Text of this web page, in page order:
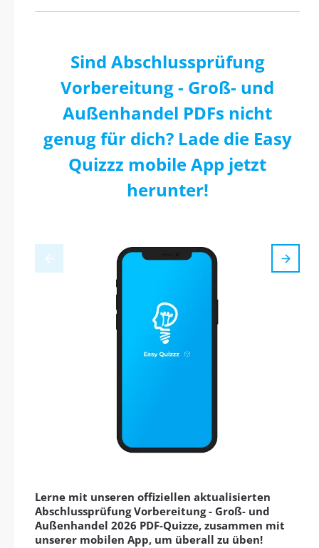
Sind Abschlussprüfung
Vorbereitung - Groß- und
Außenhandel PDFs nicht
genug für dich? Lade die Easy
Quizzz mobile App jetzt
herunter!
Lerne mit unseren offiziellen aktualisierten
Abschlussprüfung Vorbereitung - Groß- und
Außenhandel 2026 PDF-Quizze, zusammen mit
unserer mobilen App, um überall zu üben!